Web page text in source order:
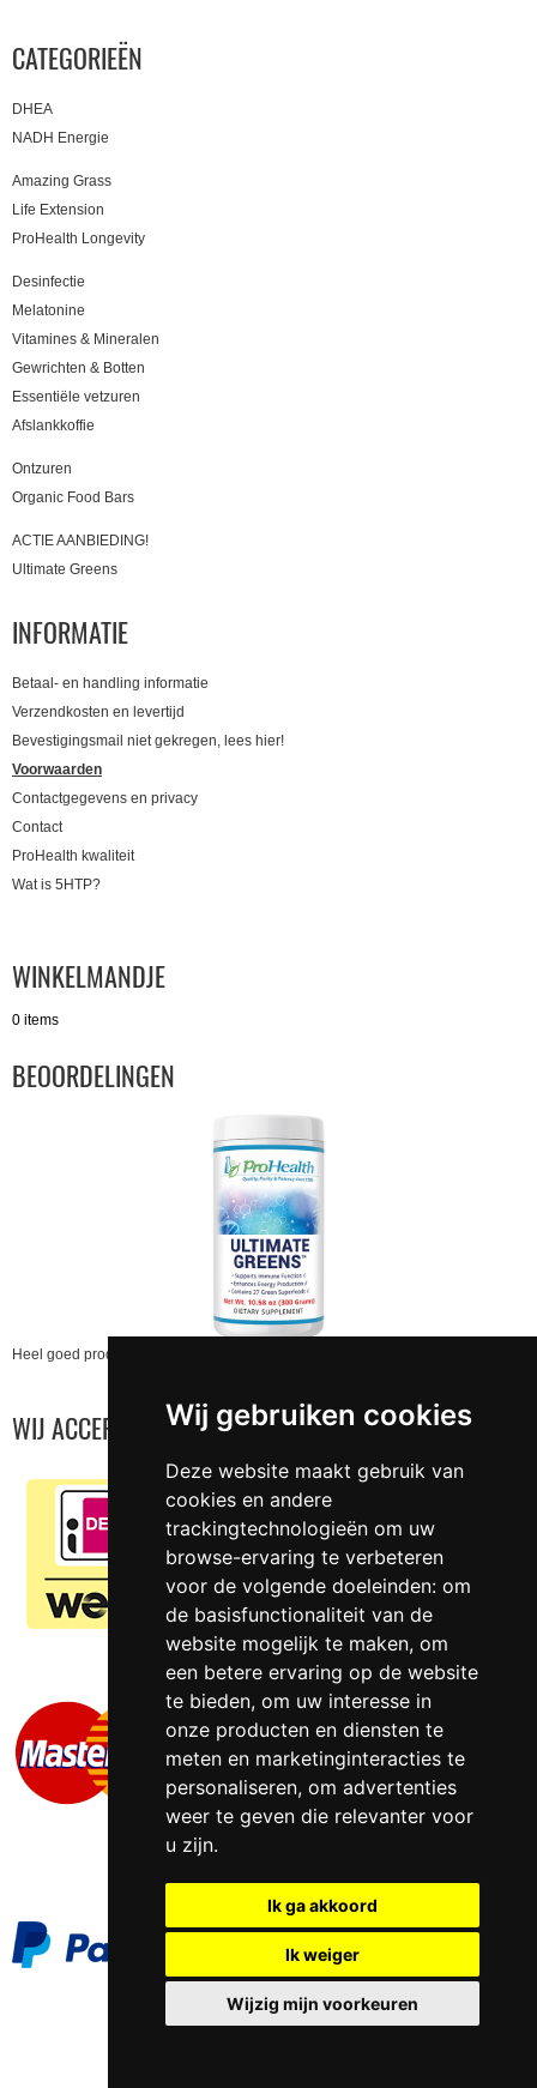
Wij gebruiken cookies
Deze website maakt gebruik van
cookies en andere
trackingtechnologieën om uw
browse-ervaring te verbeteren
voor de volgende doeleinden: om
de basisfunctionaliteit van de
website mogelijk te maken, om
een betere ervaring op de website
te bieden, om uw interesse in
onze producten en diensten te
meten en marketinginteracties te
personaliseren, om advertenties
weer te geven die relevanter voor
u zijn.
Ik ga akkoord
Ik weiger
Wijzig mijn voorkeuren
CATEGORIEËN
DHEA
NADH Energie
Amazing Grass
Life Extension
ProHealth Longevity
Desinfectie
Melatonine
Vitamines & Mineralen
Gewrichten & Botten
Essentiële vetzuren
Afslankkoffie
Ontzuren
Organic Food Bars
ACTIE AANBIEDING!
Ultimate Greens
INFORMATIE
Betaal- en handling informatie
Verzendkosten en levertijd
Bevestigingsmail niet gekregen, lees hier!
Voorwaarden
Contactgegevens en privacy
Contact
ProHealth kwaliteit
Wat is 5HTP?
WINKELMANDJE
0 items
BEOORDELINGEN
Heel goed product. Wij gebruiken het nu ca. 1,5 jaar en het ..
WIJ ACCEPTEREN